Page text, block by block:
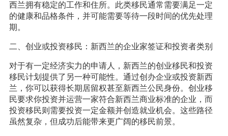
西兰拥有稳定的工作和住所。此类移民通常需要满足一定
的健康和品格条件，并可能需要等待一段时间的优先处理
期。
二、创业或投资移民：新西兰的企业家签证和投资者类别
对于有一定经济实力的申请人，新西兰的创业移民和投资
移民计划提供了另一种可能性。通过创办企业或投资新西
兰，你可以获得长期居留权甚至新西兰公民身份。创业移
民要求你投资并运营一家符合新西兰商业标准的企业，而
投资移民则需要投资一定金额并创造就业机会。这些路径
虽然复杂，但成功后能带来更广阔的移民前景。